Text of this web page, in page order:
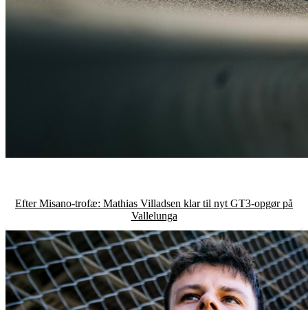
Efter Misano-trofæ: Mathias Villadsen klar til nyt GT3-opgør på
Vallelunga